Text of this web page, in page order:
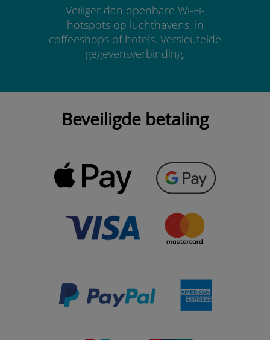
Veiliger dan openbare Wi-Fi-
hotspots op luchthavens, in
coffeeshops of hotels. Versleutelde
gegevensverbinding.
Beveiligde betaling